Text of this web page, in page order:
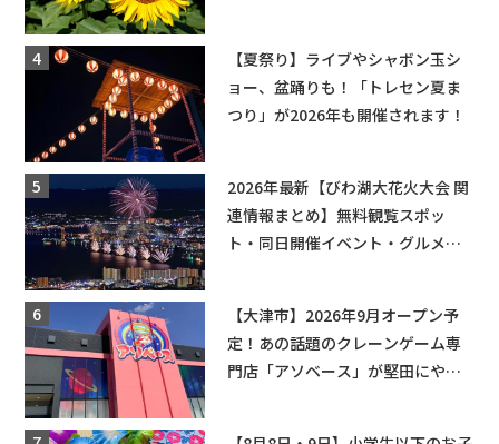
【夏祭り】ライブやシャボン玉シ
ョー、盆踊りも！「トレセン夏ま
つり」が2026年も開催されます！
2026年最新【びわ湖大花火大会 関
連情報まとめ】無料観覧スポッ
ト・同日開催イベント・グルメマ
【大津市】2026年9月オープン予
定！あの話題のクレーンゲーム専
門店「アソベース」が堅田にやっ